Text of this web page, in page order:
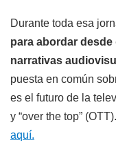
Durante toda esa
para abordar
narrativas
puesta en común
es el futuro de la
y “over the top” (OTT).
aquí.